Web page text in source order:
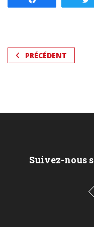
PRÉCÉDENT
Suivez-nous